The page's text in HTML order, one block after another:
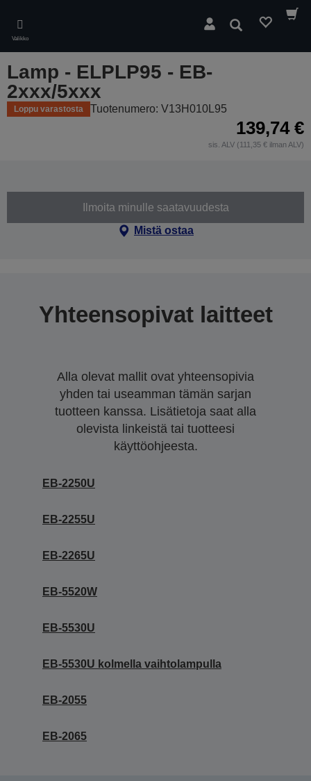
main
content
Valikko
Hae
Lamp - ELPLP95 - EB-
2xxx/5xxx
Loppu varastosta Tuotenumero: V13H010L95
139,74 €
sis. ALV (111,35 € ilman ALV)
Ilmoita minulle saatavuudesta
Mistä ostaa
Yhteensopivat laitteet
Alla olevat mallit ovat yhteensopivia
yhden tai useamman tämän sarjan
tuotteen kanssa. Lisätietoja saat alla
olevista linkeistä tai tuotteesi
käyttöohjeesta.
EB-2250U
EB-2255U
EB-2265U
EB-5520W
EB-5530U
EB-5530U kolmella vaihtolampulla
EB-2055
EB-2065